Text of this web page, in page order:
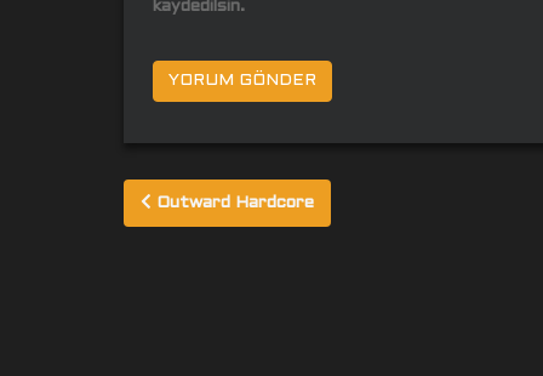
kaydedilsin.
Yazı
gezinmesi
Outward Hardcore